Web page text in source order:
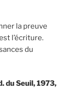
la preuve
l’écriture.
du
du Seuil, 1973,